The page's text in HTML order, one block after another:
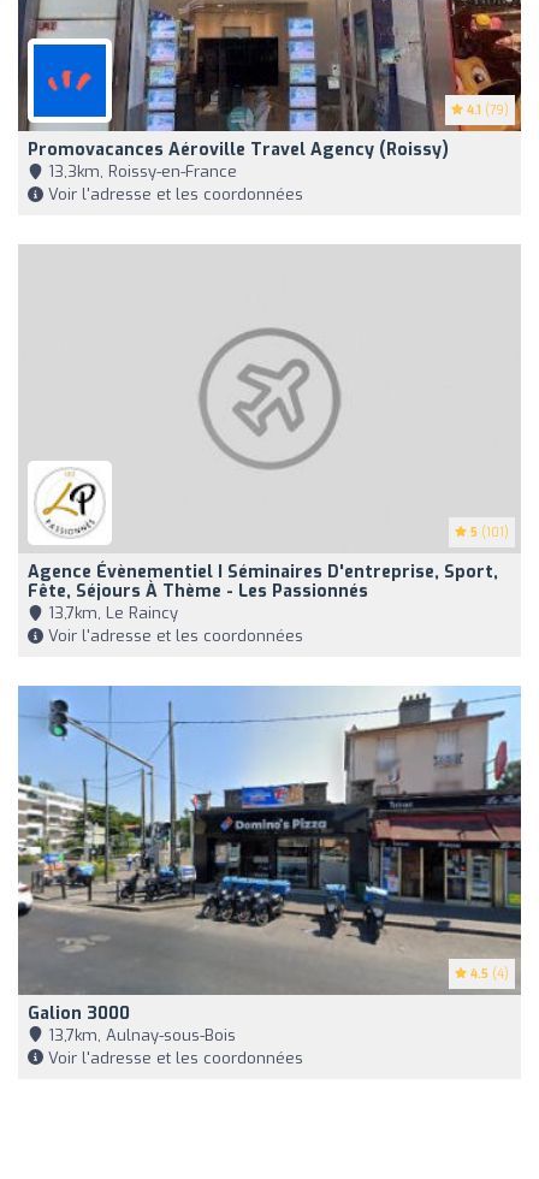
4.1 (79)
Promovacances Aéroville Travel Agency (Roissy)
13,3km, Roissy-en-France
Voir l'adresse et les coordonnées
5 (101)
Agence Évènementiel I Séminaires D'entreprise, Sport,
Fête, Séjours À Thème - Les Passionnés
13,7km, Le Raincy
Voir l'adresse et les coordonnées
4.5 (4)
Galion 3000
13,7km, Aulnay-sous-Bois
Voir l'adresse et les coordonnées